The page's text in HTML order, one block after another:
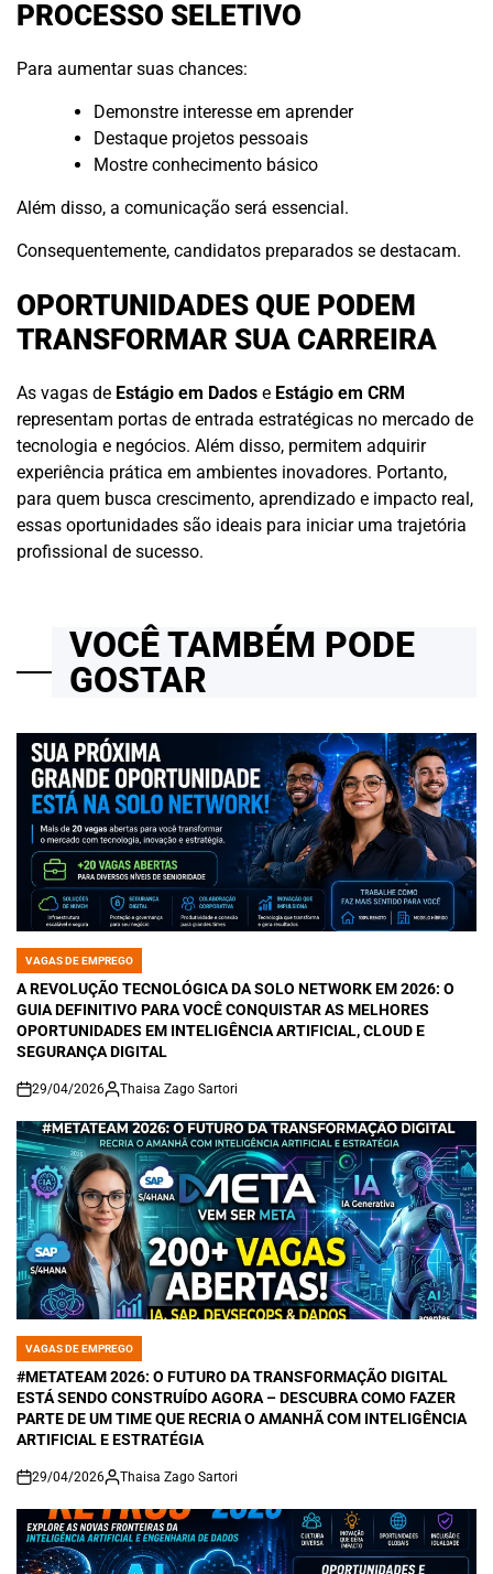
PROCESSO SELETIVO
Para aumentar suas chances:
Demonstre interesse em aprender
Destaque projetos pessoais
Mostre conhecimento básico
Além disso, a comunicação será essencial.
Consequentemente, candidatos preparados se destacam.
OPORTUNIDADES QUE PODEM
TRANSFORMAR SUA CARREIRA
As vagas de Estágio em Dados e Estágio em CRM
representam portas de entrada estratégicas no mercado de
tecnologia e negócios. Além disso, permitem adquirir
experiência prática em ambientes inovadores. Portanto,
para quem busca crescimento, aprendizado e impacto real,
essas oportunidades são ideais para iniciar uma trajetória
profissional de sucesso.
VOCÊ TAMBÉM PODE
GOSTAR
POSTED
IN
VAGAS DE EMPREGO
A REVOLUÇÃO TECNOLÓGICA DA SOLO NETWORK EM 2026: O
GUIA DEFINITIVO PARA VOCÊ CONQUISTAR AS MELHORES
OPORTUNIDADES EM INTELIGÊNCIA ARTIFICIAL, CLOUD E
SEGURANÇA DIGITAL
on
29/04/2026 Thaisa Zago Sartori
POSTED
IN
VAGAS DE EMPREGO
#METATEAM 2026: O FUTURO DA TRANSFORMAÇÃO DIGITAL
ESTÁ SENDO CONSTRUÍDO AGORA – DESCUBRA COMO FAZER
PARTE DE UM TIME QUE RECRIA O AMANHÃ COM INTELIGÊNCIA
ARTIFICIAL E ESTRATÉGIA
on
29/04/2026 Thaisa Zago Sartori